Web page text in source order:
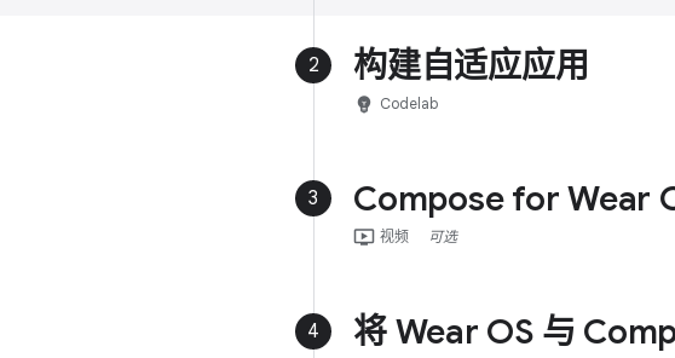
2 构建自适应应用
emoji_objects Codelab
3 Compose for Wear
ondemand_video 视频 可选
4 将 Wear OS 与